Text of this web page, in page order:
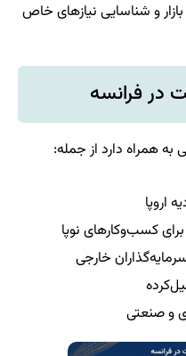
و شناسایی نیازهای خاص
در فرانسه
همراه دارد از جمله:
اروپا
کسب‌وکارهای نوپا
خارجی
و صنعتی